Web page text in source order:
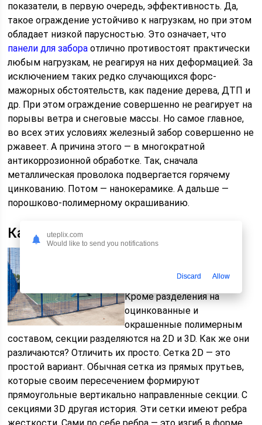
показатели, в первую очередь, эффективность. Да,
такое ограждение устойчиво к нагрузкам, но при этом
обладает низкой парусностью. Это означает, что
панели для забора отлично противостоят практически
любым нагрузкам, не реагируя на них деформацией. За
исключением таких редко случающихся форс-
мажорных обстоятельств, как падение дерева, ДТП и
др. При этом ограждение совершенно не реагирует на
порывы ветра и снеговые массы. Но самое главное,
во всех этих условиях железный забор совершенно не
ржавеет. А причина этого — в многократной
антикоррозионной обработке. Так, сначала
металлическая проволока подвергается горячему
цинкованию. Потом — нанокерамике. А дальше —
порошково-полимерному окрашиванию.
Какие бывают сетки
многообразие выбора.
Кроме разделения на
оцинкованные и
окрашенные полимерным
составом, секции разделяются на 2D и 3D. Как же они
различаются? Отличить их просто. Сетка 2D — это
простой вариант. Обычная сетка из прямых прутьев,
которые своим пересечением формируют
прямоугольные вертикально направленные секции. С
секциями 3D другая история. Эти сетки имеют ребра
uteplix.com
Would like to send you notifications
Discard Allow